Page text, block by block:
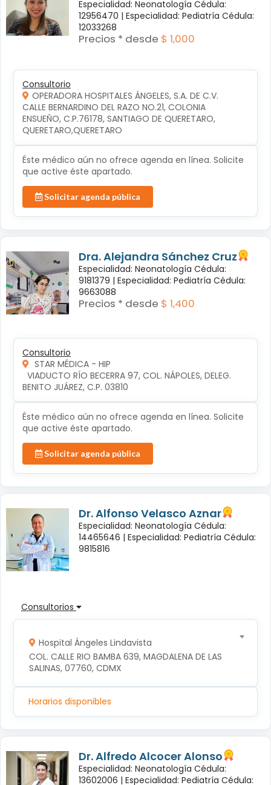
Especialidad: Neonatología Cédula:
12956470 | Especialidad: Pediatría Cédula:
12033268
Precios * desde $ 1,000
Consultorio
OPERADORA HOSPITALES ÁNGELES, S.A. DE C.V.
CALLE BERNARDINO DEL RAZO NO.21, COLONIA
ENSUEÑO, C.P.76178, SANTIAGO DE QUERETARO,
QUERETARO,QUERETARO
Éste médico aún no ofrece agenda en línea. Solicite
que active éste apartado.
Solicitar agenda pública
Dra. Alejandra Sánchez Cruz
Especialidad: Neonatología Cédula:
9181379 | Especialidad: Pediatría Cédula:
9663088
Precios * desde $ 1,400
Consultorio
STAR MÉDICA - HIP
BENITO JUÁREZ, C.P. 03810
Éste médico aún no ofrece agenda en línea. Solicite
que active éste apartado.
Solicitar agenda pública
Dr. Alfonso Velasco Aznar
Especialidad: Neonatología Cédula:
14465646 | Especialidad: Pediatría Cédula:
9815816
Consultorios
Hospital Ángeles Lindavista
COL. CALLE RIO BAMBA 639, MAGDALENA DE LAS
SALINAS, 07760, CDMX
Horarios disponibles
Dr. Alfredo Alcocer Alonso
Especialidad: Neonatología Cédula:
13602006 | Especialidad: Pediatría Cédula: